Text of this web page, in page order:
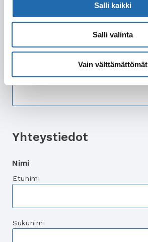
Salli kaikki
Salli valinta
Vain välttämättömät
Lisätietoa hyttitoiveista
Yhteystiedot
Nimi
Etunimi
Sukunimi